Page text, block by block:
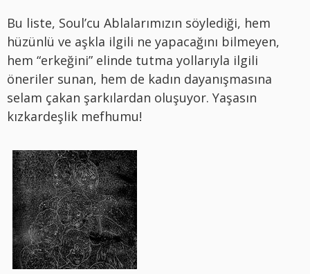
Bu liste, Soul’cu Ablalarımızın söylediği, hem
hüzünlü ve aşkla ilgili ne yapacağını bilmeyen,
hem “erkeğini” elinde tutma yollarıyla ilgili
öneriler sunan, hem de kadın dayanışmasına
selam çakan şarkılardan oluşuyor. Yaşasın
kızkardeşlik mefhumu!